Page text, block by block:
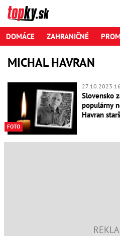
DOMÁCE ZAHRANIČNÉ
MICHAL HAVRAN
FOTO
27.10.2023
Slovensko
populárny
Havran